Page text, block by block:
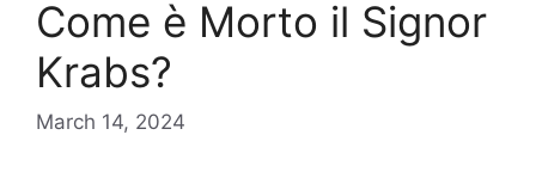
Come è Morto il Signor
Krabs?
March 14, 2024